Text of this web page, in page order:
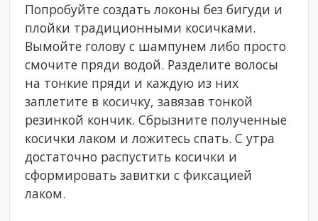
Попробуйте создать локоны без бигуди и
плойки традиционными косичками.
Вымойте голову с шампунем либо просто
смочите пряди водой. Разделите волосы
на тонкие пряди и каждую из них
заплетите в косичку, завязав тонкой
резинкой кончик. Сбрызните полученные
косички лаком и ложитесь спать. С утра
достаточно распустить косички и
сформировать завитки с фиксацией
лаком.